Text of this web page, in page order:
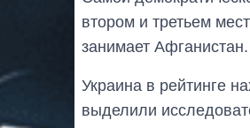
втором и третьем
занимает Афганистан.
Украина в рейтинге
выделили